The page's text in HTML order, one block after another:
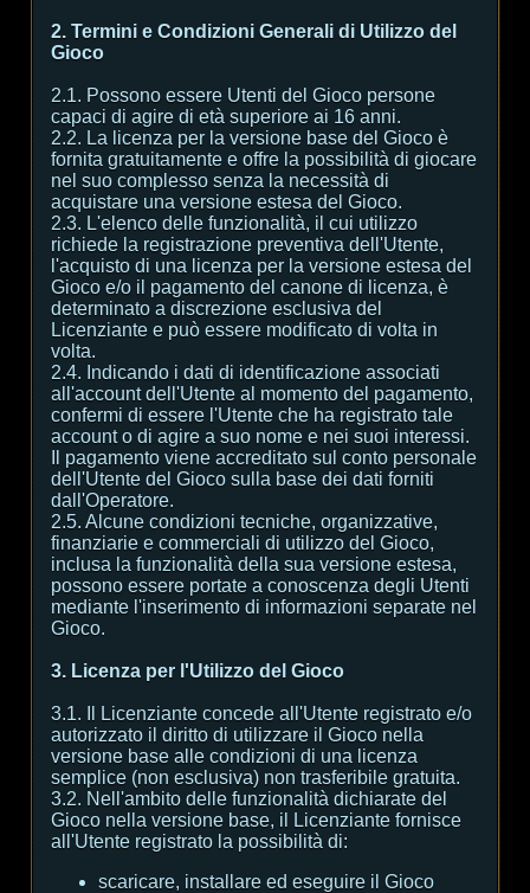
2. Termini e Condizioni Generali di Utilizzo del
Gioco
2.1. Possono essere Utenti del Gioco persone
capaci di agire di età superiore ai 16 anni.
2.2. La licenza per la versione base del Gioco è
fornita gratuitamente e offre la possibilità di giocare
nel suo complesso senza la necessità di
acquistare una versione estesa del Gioco.
2.3. L'elenco delle funzionalità, il cui utilizzo
richiede la registrazione preventiva dell'Utente,
l'acquisto di una licenza per la versione estesa del
Gioco e/o il pagamento del canone di licenza, è
determinato a discrezione esclusiva del
Licenziante e può essere modificato di volta in
volta.
2.4. Indicando i dati di identificazione associati
all'account dell'Utente al momento del pagamento,
confermi di essere l'Utente che ha registrato tale
account o di agire a suo nome e nei suoi interessi.
Il pagamento viene accreditato sul conto personale
dell'Utente del Gioco sulla base dei dati forniti
dall'Operatore.
2.5. Alcune condizioni tecniche, organizzative,
finanziarie e commerciali di utilizzo del Gioco,
inclusa la funzionalità della sua versione estesa,
possono essere portate a conoscenza degli Utenti
mediante l'inserimento di informazioni separate nel
Gioco.
3. Licenza per l'Utilizzo del Gioco
3.1. Il Licenziante concede all'Utente registrato e/o
autorizzato il diritto di utilizzare il Gioco nella
versione base alle condizioni di una licenza
semplice (non esclusiva) non trasferibile gratuita.
3.2. Nell'ambito delle funzionalità dichiarate del
Gioco nella versione base, il Licenziante fornisce
all'Utente registrato la possibilità di:
scaricare, installare ed eseguire il Gioco